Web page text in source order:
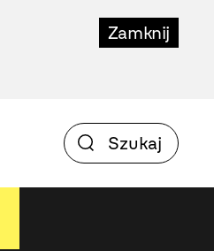
Zamknij